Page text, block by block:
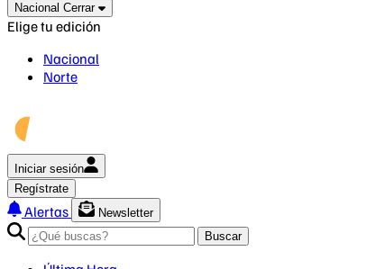
Nacional Cerrar
Elige tu edición
Nacional
Norte
Iniciar sesión
Regístrate
Alertas
Newsletter
Buscar